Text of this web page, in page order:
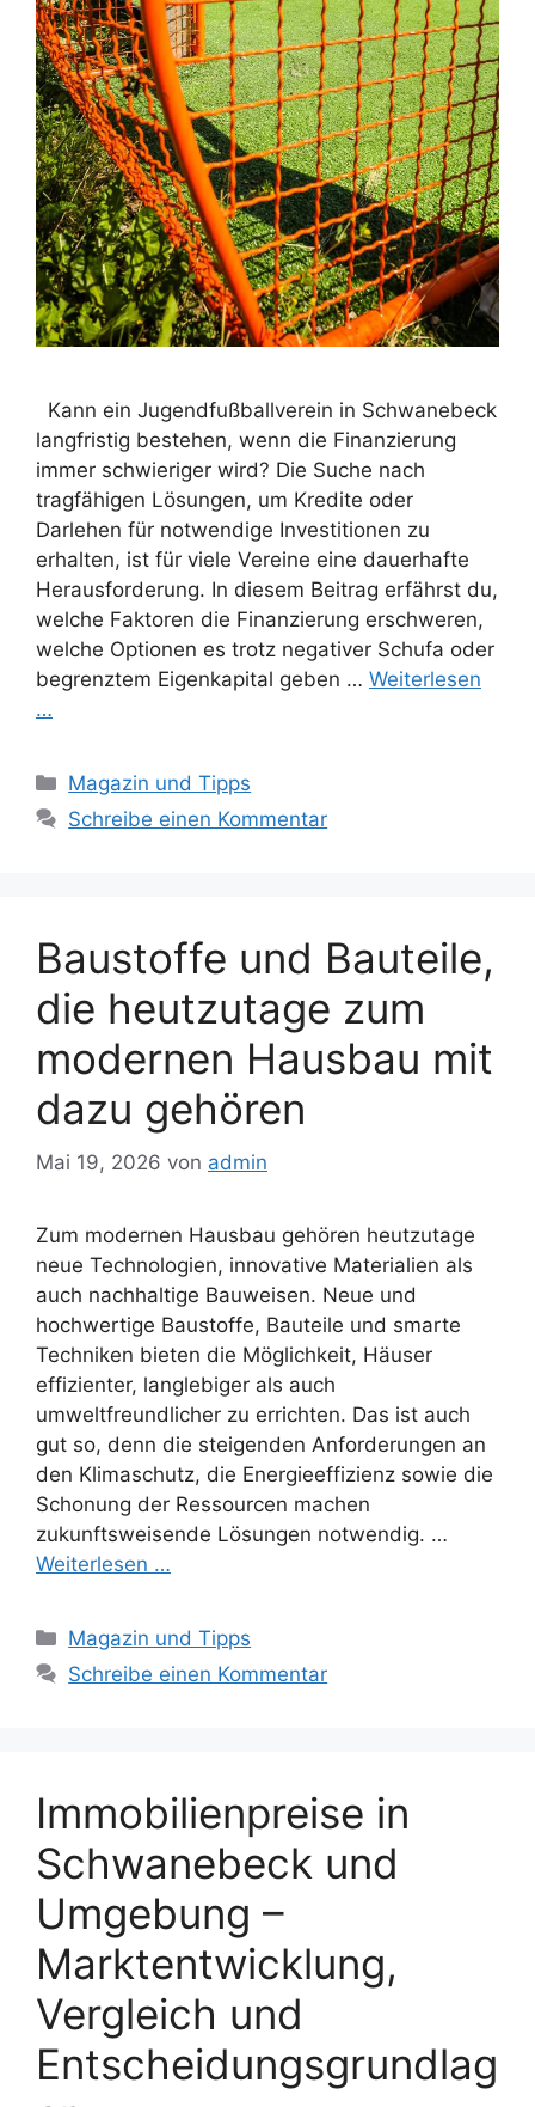
Kann ein Jugendfußballverein in Schwanebeck
langfristig bestehen, wenn die Finanzierung
immer schwieriger wird? Die Suche nach
tragfähigen Lösungen, um Kredite oder
Darlehen für notwendige Investitionen zu
erhalten, ist für viele Vereine eine dauerhafte
Herausforderung. In diesem Beitrag erfährst du,
welche Faktoren die Finanzierung erschweren,
welche Optionen es trotz negativer Schufa oder
begrenztem Eigenkapital geben … Weiterlesen
…
Kategorien
Magazin und Tipps
Schreibe einen Kommentar
Baustoffe und Bauteile,
die heutzutage zum
modernen Hausbau mit
dazu gehören
Mai 19, 2026 von admin
Zum modernen Hausbau gehören heutzutage
neue Technologien, innovative Materialien als
auch nachhaltige Bauweisen. Neue und
hochwertige Baustoffe, Bauteile und smarte
Techniken bieten die Möglichkeit, Häuser
effizienter, langlebiger als auch
umweltfreundlicher zu errichten. Das ist auch
gut so, denn die steigenden Anforderungen an
den Klimaschutz, die Energieeffizienz sowie die
Schonung der Ressourcen machen
zukunftsweisende Lösungen notwendig. …
Weiterlesen …
Kategorien
Magazin und Tipps
Schreibe einen Kommentar
Immobilienpreise in
Schwanebeck und
Umgebung –
Marktentwicklung,
Vergleich und
Entscheidungsgrundlag